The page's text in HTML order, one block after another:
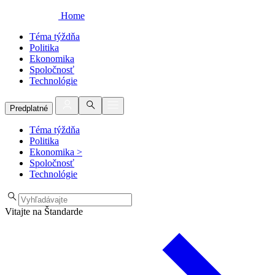
Home
Téma týždňa
Politika
Ekonomika
Spoločnosť
Technológie
Predplatné
Téma týždňa
Politika
Ekonomika >
Spoločnosť
Technológie
Vitajte na Štandarde